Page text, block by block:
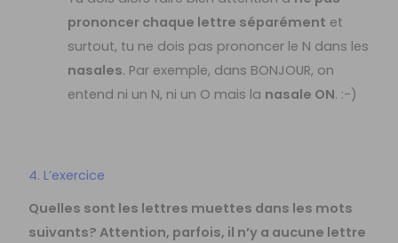
prononcer chaque lettre séparément et
surtout, tu ne dois pas prononcer le N dans les
nasales. Par exemple, dans BONJOUR, on
entend ni un N, ni un O mais la nasale ON. :-)
4. L’exercice
Quelles sont les lettres muettes dans les mots
suivants? Attention, parfois, il n’y a aucune lettre